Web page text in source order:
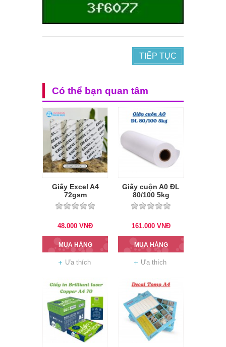
TIẾP TỤC
Có thể bạn quan tâm
Giấy Excel A4
72gsm
48.000 VNĐ
MUA HÀNG
Ưa thích
Giấy cuộn A0 ĐL
80/100 5kg
161.000 VNĐ
MUA HÀNG
Ưa thích